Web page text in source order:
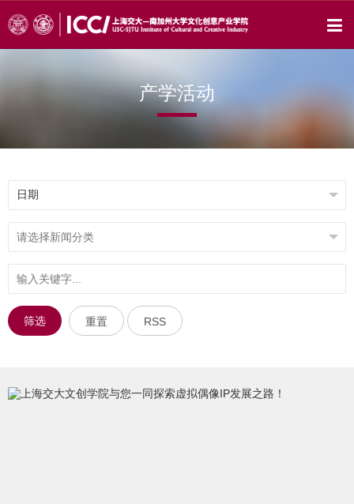
产学活动
筛选 重置 RSS